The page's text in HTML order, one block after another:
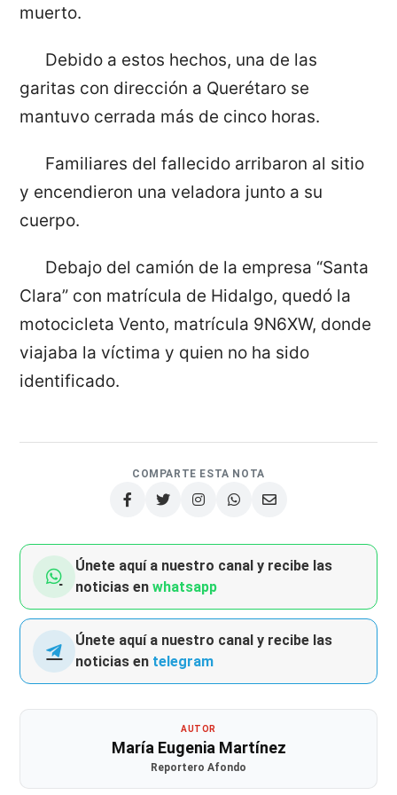
muerto.
Debido a estos hechos, una de las
garitas con dirección a Querétaro se
mantuvo cerrada más de cinco horas.
Familiares del fallecido arribaron al sitio
y encendieron una veladora junto a su
cuerpo.
Debajo del camión de la empresa “Santa
Clara” con matrícula de Hidalgo, quedó la
motocicleta Vento, matrícula 9N6XW, donde
viajaba la víctima y quien no ha sido
identificado.
COMPARTE ESTA NOTA
Únete aquí a nuestro canal y recibe las
noticias enwhatsapp
Únete aquí a nuestro canal y recibe las
noticias en telegram
AUTOR
María Eugenia Martínez
Reportero Afondo